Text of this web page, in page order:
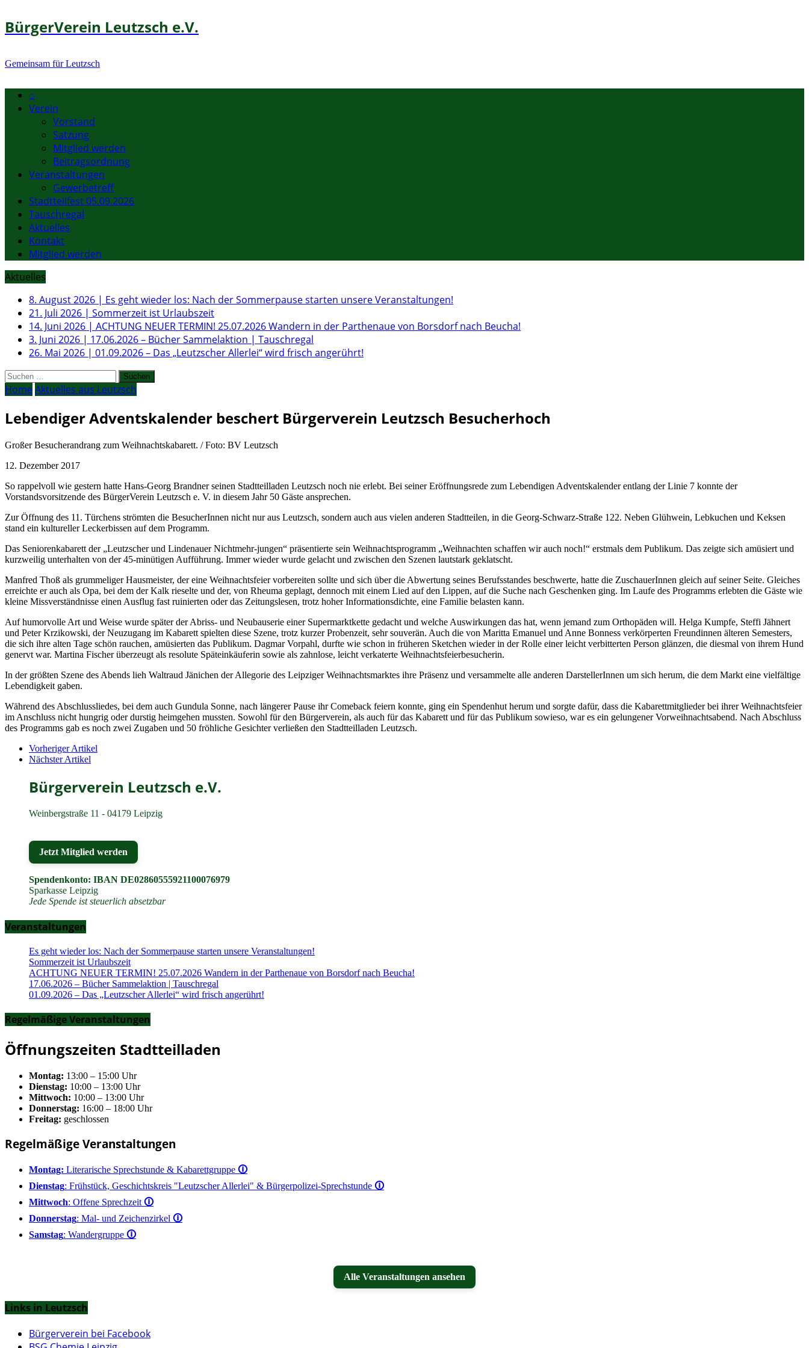
BürgerVerein Leutzsch e.V.
Gemeinsam für Leutzsch
⌂
Verein
Vorstand
Satzung
Mitglied werden
Beitragsordnung
Veranstaltungen
Gewerbetreff
Stadtteilfest 05.09.2026
Tauschregal
Aktuelles
Kontakt
Mitglied werden
Aktuelles
8. August 2026 | Es geht wieder los: Nach der Sommerpause starten unsere Veranstaltungen!
21. Juli 2026 | Sommerzeit ist Urlaubszeit
14. Juni 2026 | ACHTUNG NEUER TERMIN! 25.07.2026 Wandern in der Parthenaue von Borsdorf nach Beucha!
3. Juni 2026 | 17.06.2026 – Bücher Sammelaktion | Tauschregal
26. Mai 2026 | 01.09.2026 – Das „Leutzscher Allerlei“ wird frisch angerührt!
Suchen
nach:
HomeAktuelles aus Leutzsch
Lebendiger Adventskalender beschert Bürgerverein Leutzsch Besucherhoch
Großer Besucherandrang zum Weihnachtskabarett. / Foto: BV Leutzsch
12. Dezember 2017
So rappelvoll wie gestern hatte Hans-Georg Brandner seinen Stadtteilladen Leutzsch noch nie erlebt. Bei seiner Eröffnungsrede zum Lebendigen Adventskalender entlang der Linie 7 konnte der
Vorstandsvorsitzende des BürgerVerein Leutzsch e. V. in diesem Jahr 50 Gäste ansprechen.
Zur Öffnung des 11. Türchens strömten die BesucherInnen nicht nur aus Leutzsch, sondern auch aus vielen anderen Stadtteilen, in die Georg-Schwarz-Straße 122. Neben Glühwein, Lebkuchen und Keksen
stand ein kultureller Leckerbissen auf dem Programm.
Das Seniorenkabarett der „Leutzscher und Lindenauer Nichtmehr-jungen“ präsentierte sein Weihnachtsprogramm „Weihnachten schaffen wir auch noch!“ erstmals dem Publikum. Das zeigte sich amüsiert und
kurzweilig unterhalten von der 45-minütigen Aufführung. Immer wieder wurde gelacht und zwischen den Szenen lautstark geklatscht.
Manfred Thoß als grummeliger Hausmeister, der eine Weihnachtsfeier vorbereiten sollte und sich über die Abwertung seines Berufsstandes beschwerte, hatte die ZuschauerInnen gleich auf seiner Seite. Gleiches
erreichte er auch als Opa, bei dem der Kalk rieselte und der, von Rheuma geplagt, dennoch mit einem Lied auf den Lippen, auf die Suche nach Geschenken ging. Im Laufe des Programms erlebten die Gäste wie
kleine Missverständnisse einen Ausflug fast ruinierten oder das Zeitungslesen, trotz hoher Informationsdichte, eine Familie belasten kann.
Auf humorvolle Art und Weise wurde später der Abriss- und Neubauserie einer Supermarktkette gedacht und welche Auswirkungen das hat, wenn jemand zum Orthopäden will. Helga Kumpfe, Steffi Jähnert
und Peter Krzikowski, der Neuzugang im Kabarett spielten diese Szene, trotz kurzer Probenzeit, sehr souverän. Auch die von Maritta Emanuel und Anne Bonness verkörperten Freundinnen älteren Semesters,
die sich ihre alten Tage schön rauchen, amüsierten das Publikum. Dagmar Vorpahl, durfte wie schon in früheren Sketchen wieder in der Rolle einer leicht verbitterten Person glänzen, die diesmal von ihrem Hund
genervt war. Martina Fischer überzeugt als resolute Späteinkäuferin sowie als zahnlose, leicht verkaterte Weihnachtsfeierbesucherin.
In der größten Szene des Abends lieh Waltraud Jänichen der Allegorie des Leipziger Weihnachtsmarktes ihre Präsenz und versammelte alle anderen DarstellerInnen um sich herum, die dem Markt eine vielfältige
Lebendigkeit gaben.
Während des Abschlussliedes, bei dem auch Gundula Sonne, nach längerer Pause ihr Comeback feiern konnte, ging ein Spendenhut herum und sorgte dafür, dass die Kabarettmitglieder bei ihrer Weihnachtsfeier
im Anschluss nicht hungrig oder durstig heimgehen mussten. Sowohl für den Bürgerverein, als auch für das Kabarett und für das Publikum sowieso, war es ein gelungener Vorweihnachtsabend. Nach Abschluss
des Programms gab es noch zwei Zugaben und 50 fröhliche Gesichter verließen den Stadtteilladen Leutzsch.
Vorheriger Artikel
Nächster Artikel
Bürgerverein Leutzsch e.V.
Weinbergstraße 11 - 04179 Leipzig
Jetzt Mitglied werden
Spendenkonto: IBAN DE02860555921100076979
Sparkasse Leipzig
Jede Spende ist steuerlich absetzbar
Veranstaltungen
Es geht wieder los: Nach der Sommerpause starten unsere Veranstaltungen!
Sommerzeit ist Urlaubszeit
ACHTUNG NEUER TERMIN! 25.07.2026 Wandern in der Parthenaue von Borsdorf nach Beucha!
17.06.2026 – Bücher Sammelaktion | Tauschregal
01.09.2026 – Das „Leutzscher Allerlei“ wird frisch angerührt!
Regelmäßige Veranstaltungen
Öffnungszeiten Stadtteilladen
Montag: 13:00 – 15:00 Uhr
Dienstag: 10:00 – 13:00 Uhr
Mittwoch: 10:00 – 13:00 Uhr
Donnerstag: 16:00 – 18:00 Uhr
Freitag: geschlossen
Regelmäßige Veranstaltungen
Montag: Literarische Sprechstunde & Kabarettgruppe 🛈
Dienstag: Frühstück, Geschichtskreis "Leutzscher Allerlei" & Bürgerpolizei-Sprechstunde 🛈
Mittwoch: Offene Sprechzeit 🛈
Donnerstag: Mal- und Zeichenzirkel 🛈
Samstag: Wandergruppe 🛈
Alle Veranstaltungen ansehen
Links in Leutzsch
Bürgerverein bei Facebook